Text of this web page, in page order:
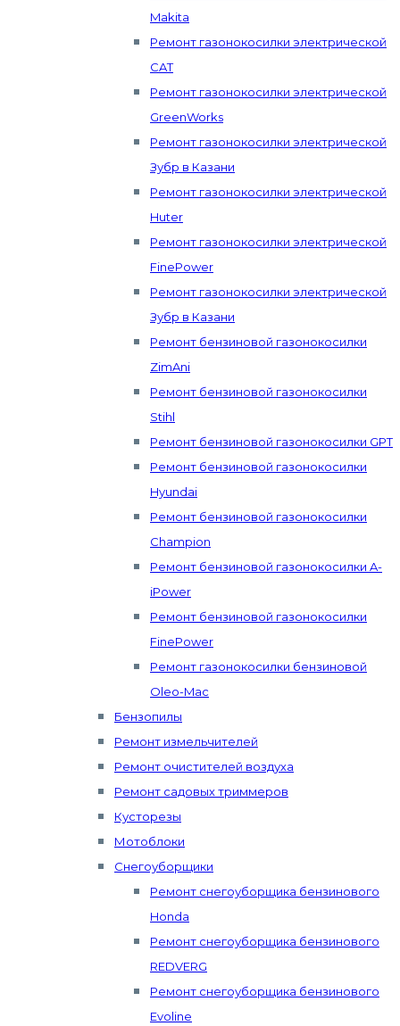
Makita
Ремонт газонокосилки электрической
CAT
Ремонт газонокосилки электрической
GreenWorks
Ремонт газонокосилки электрической
Зубр в Казани
Ремонт газонокосилки электрической
Huter
Ремонт газонокосилки электрической
FinePower
Ремонт газонокосилки электрической
Зубр в Казани
Ремонт бензиновой газонокосилки
ZimAni
Ремонт бензиновой газонокосилки
Stihl
Ремонт бензиновой газонокосилки GPT
Ремонт бензиновой газонокосилки
Hyundai
Ремонт бензиновой газонокосилки
Champion
Ремонт бензиновой газонокосилки A-
iPower
Ремонт бензиновой газонокосилки
FinePower
Ремонт газонокосилки бензиновой
Oleo-Mac
Бензопилы
Ремонт измельчителей
Ремонт очистителей воздуха
Ремонт садовых триммеров
Кусторезы
Мотоблоки
Снегоуборщики
Ремонт снегоуборщика бензинового
Honda
Ремонт снегоуборщика бензинового
REDVERG
Ремонт снегоуборщика бензинового
Evoline